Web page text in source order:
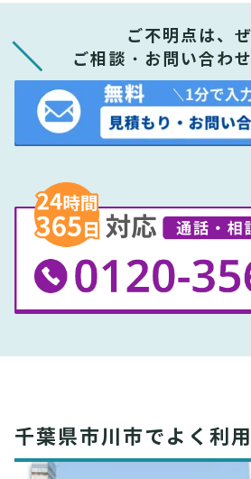
ご不明点は、
ご相談・お問い合わ
千葉県市川市でよく利